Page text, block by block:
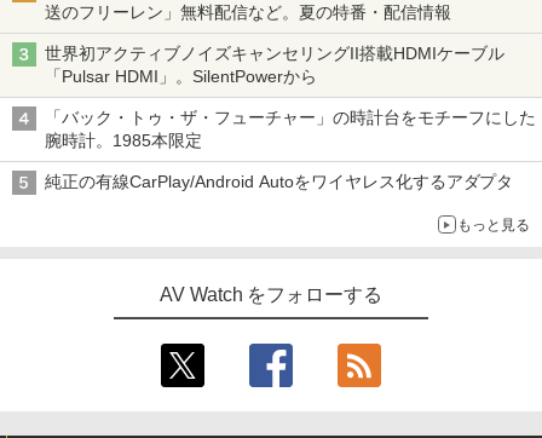
送のフリーレン」無料配信など。夏の特番・配信情報
世界初アクティブノイズキャンセリングII搭載HDMIケーブル
「Pulsar HDMI」。SilentPowerから
「バック・トゥ・ザ・フューチャー」の時計台をモチーフにした
腕時計。1985本限定
純正の有線CarPlay/Android Autoをワイヤレス化するアダプタ
もっと見る
AV Watch をフォローする